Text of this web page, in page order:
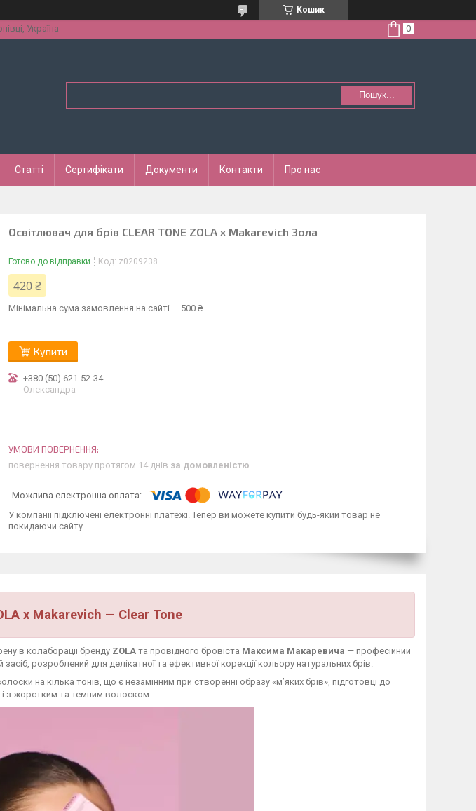
Кошик
Україна
Пошук...
Статті Сертифікати Документи Контакти Про нас
Освітлювач для брів CLEAR TONE ZOLA x Makarevich Зола
Готово до відправки Код: z0209238
420 ₴
Мінімальна сума замовлення на сайті — 500 ₴
Купити
+380 (50) 621-52-34
Олександра
повернення товару протягом 14 днів за домовленістю
У компанії підключені електронні платежі. Тепер ви можете купити будь-який товар не
покидаючи сайту.
x Makarevich — Clear Tone
в колаборації бренду ZOLA та провідного бровіста Максима Макаревича — професійний
засіб, розроблений для делікатної та ефективної корекції кольору натуральних брів.
на кілька тонів, що є незамінним при створенні образу «м’яких брів», підготовці до
з жорстким та темним волоском.